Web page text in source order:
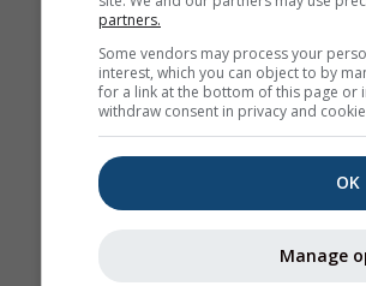
partners.
Some vendors may process your
interest, which you can object to by
for a link at the bottom of this page or
withdraw consent in privacy and
OK
Manage